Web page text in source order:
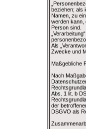
beziehen; als
Namen, zu
werden kann,
Person sind.
Als
Zwecke und
Maßgebliche
Nach
Abs. 1 lit. b
der
DSGVO als